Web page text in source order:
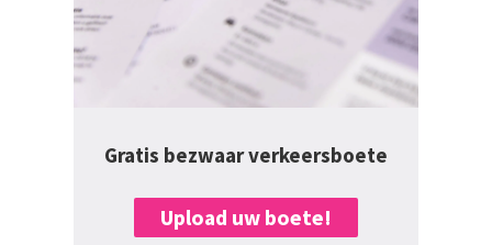
Gratis bezwaar verkeersboete
Upload uw boete!